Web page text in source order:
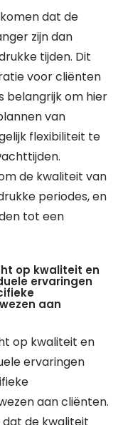
dat de
zijn dan
tijden. Dit
voor cliënten
belangrijk om hier
van
flexibiliteit te
de kwaliteit van
periodes, en
tot een
op kwaliteit en
ervaringen
aan
op kwaliteit en
ervaringen
aan cliënten.